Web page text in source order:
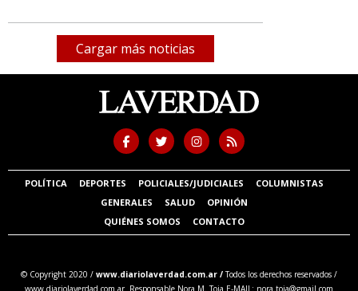
Cargar más noticias
POLÍTICA DEPORTES POLICIALES/JUDICIALES
COLUMNISTAS
GENERALES
SALUD
OPINIÓN
QUIÉNES SOMOS
CONTACTO
© Copyright 2020 / www.diariolaverdad.com.ar /Todos los derechos reservados /
www.diariolaverdad.com.ar Responsable Nora M. Toia E-MAIL: nora.toia@gmail.com